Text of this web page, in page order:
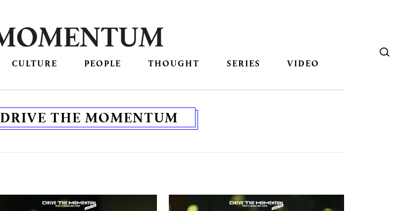
CULTURE PEOPLE THOUGHT SERIES VIDEO
DRIVE THE MOMENTUM